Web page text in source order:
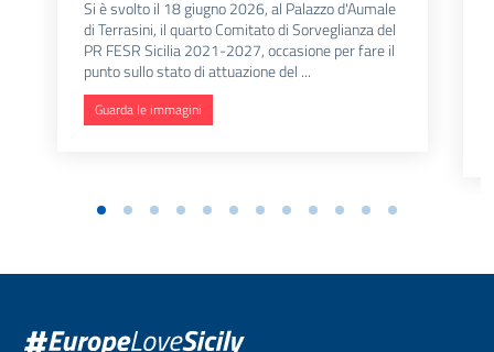
Si è svolto il 18 giugno 2026, al Palazzo d'Aumale
di Terrasini, il quarto Comitato di Sorveglianza del
PR FESR Sicilia 2021-2027, occasione per fare il
punto sullo stato di attuazione del ...
Guarda le immagini